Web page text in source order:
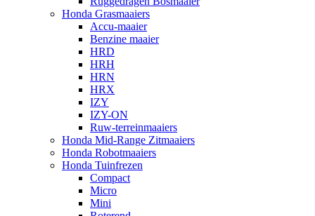
Honda Grasmaaiers
Accu-maaier
Benzine maaier
HRD
HRH
HRN
HRX
IZY
IZY-ON
Ruw-terreinmaaiers
Honda Mid-Range Zitmaaiers
Honda Robotmaaiers
Honda Tuinfrezen
Compact
Micro
Mini